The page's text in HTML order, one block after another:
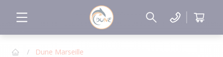
/ Dune Marseille